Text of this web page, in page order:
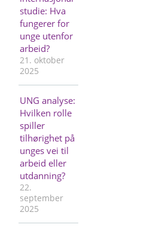
studie: Hva
fungerer for
unge utenfor
arbeid?
21. oktober
2025
UNG analyse:
Hvilken rolle
spiller
tilhørighet på
unges vei til
arbeid eller
utdanning?
22.
september
2025